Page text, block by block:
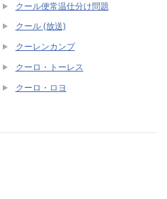
クール便常温仕分け問題
クール (放送)
クーレンカンプ
クーロ・トーレス
クーロ・ロヨ